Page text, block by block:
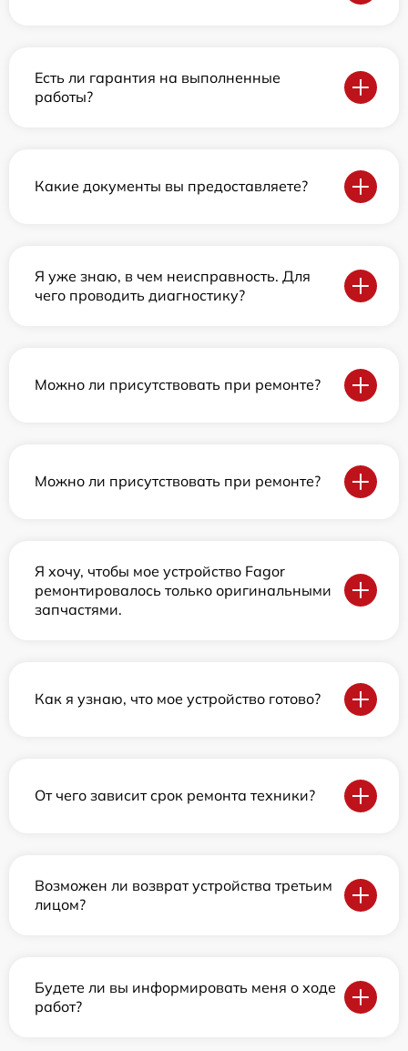
Есть ли гарантия на выполненные
работы?
Какие документы вы предоставляете?
Я уже знаю, в чем неисправность. Для
чего проводить диагностику?
Можно ли присутствовать при ремонте?
Можно ли присутствовать при ремонте?
Я хочу, чтобы мое устройство Fagor
ремонтировалось только оригинальными
запчастями.
Как я узнаю, что мое устройство готово?
От чего зависит срок ремонта техники?
Возможен ли возврат устройства третьим
лицом?
Будете ли вы информировать меня о ходе
работ?